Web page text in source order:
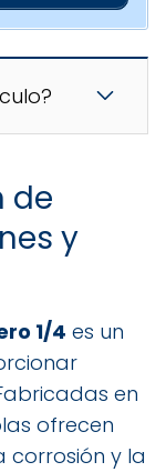
de
y
1/4 es un
en
ofrecen
corrosión y la